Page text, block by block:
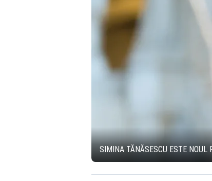
SIMINA TĂNĂSESCU ESTE NOUL